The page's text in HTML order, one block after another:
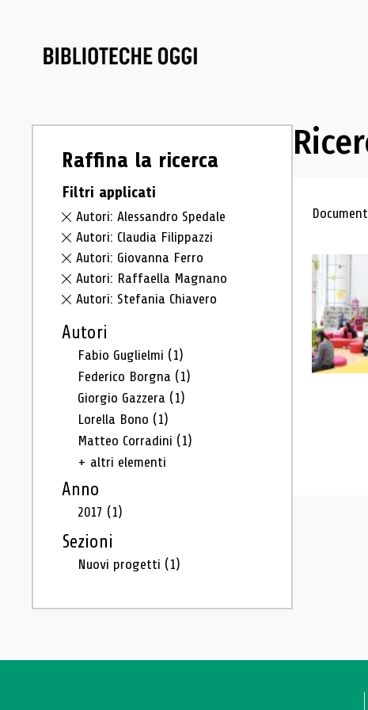
Raffina la ricerca
Filtri applicati
Autori: Alessandro Spedale
Autori: Claudia Filippazzi
Autori: Giovanna Ferro
Autori: Raffaella Magnano
Autori: Stefania Chiavero
Autori
Fabio Guglielmi (1)
Federico Borgna (1)
Giorgio Gazzera (1)
Lorella Bono (1)
Matteo Corradini (1)
+ altri elementi
Anno
2017 (1)
Sezioni
Nuovi progetti (1)